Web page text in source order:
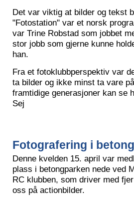
Det var viktig at bilder og tekst
"Fotostation" var et norsk
var Trine Robstad som jobbet
stor jobb som gjerne kunne
han.
Fra et fotoklubbperspektiv var
ta bilder og ikke minst ta vare
framtidige generasjoner kan se
Sej
Fotografering i
Denne kvelden 15. april var
plass i betongparken nede ved
RC klubben, som driver med
oss på actionbilder.